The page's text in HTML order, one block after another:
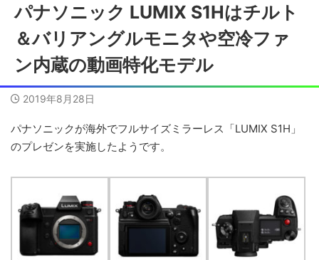
パナソニック LUMIX S1Hはチルト
＆バリアングルモニタや空冷ファ
ン内蔵の動画特化モデル
2019年8月28日
パナソニックが海外でフルサイズミラーレス「LUMIX S1H」
のプレゼンを実施したようです。